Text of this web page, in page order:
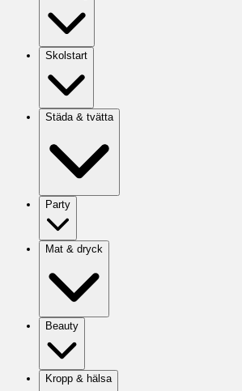
Skolstart
Städa & tvätta
Party
Mat & dryck
Beauty
Kropp & hälsa